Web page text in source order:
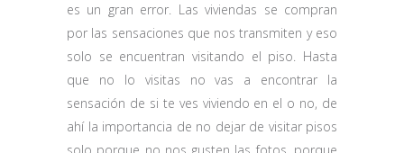
es un gran error. Las viviendas se compran
por las sensaciones que nos transmiten y eso
solo se encuentran visitando el piso. Hasta
que no lo visitas no vas a encontrar la
sensación de si te ves viviendo en el o no, de
ahí la importancia de no dejar de visitar pisos